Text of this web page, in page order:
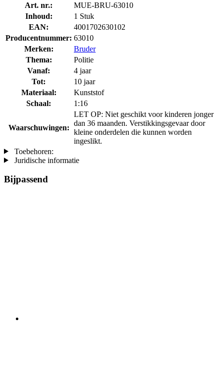
Art. nr.:
MUE-BRU-63010
Inhoud:
1 Stuk
EAN:
4001702630102
Producentnummer: 63010
Merken:
Bruder
Thema:
Politie
Vanaf:
4 jaar
Tot:
10 jaar
Materiaal:
Kunststof
Schaal:
1:16
Waarschuwingen:
LET OP: Niet geschikt voor kinderen jonger
dan 36 maanden. Verstikkingsgevaar door
kleine onderdelen die kunnen worden
ingeslikt.
Toebehoren:
Juridische informatie
Bijpassend